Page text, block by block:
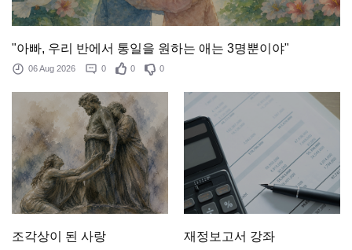
"아빠, 우리 반에서 통일을 원하는 애는 3명뿐이야"
06 Aug 2026 0 0 0
조각상이 된 사랑 재정보고서 강좌